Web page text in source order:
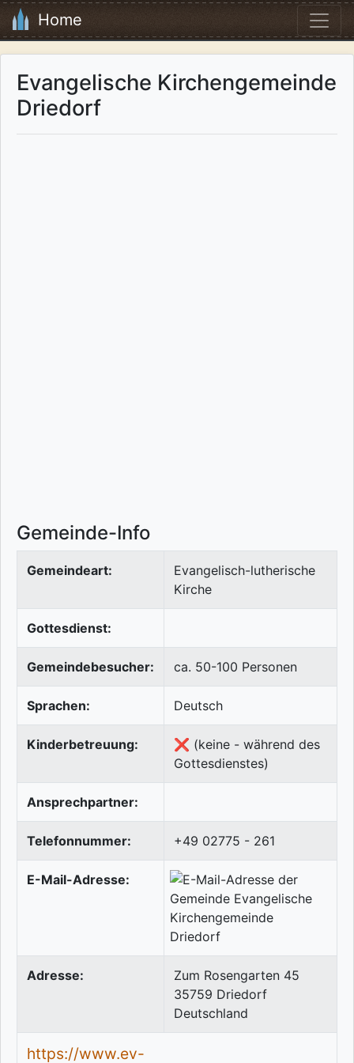
Home
Evangelische Kirchengemeinde
Driedorf
Gemeinde-Info
Gemeindeart:
Evangelisch-lutherische
Kirche
Gottesdienst:
Gemeindebesucher: ca. 50-100 Personen
Sprachen: Deutsch
Kinderbetreuung:
❌ (keine - während des
Gottesdienstes)
Ansprechpartner:
Telefonnummer: +49 02775 - 261
E-Mail-Adresse:
Adresse:
Zum Rosengarten 45
35759 Driedorf
Deutschland
https://www.ev-